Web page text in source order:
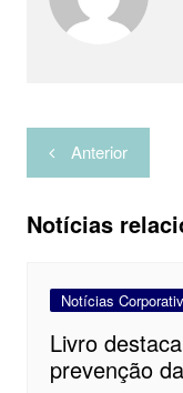
Navegação
de
Post
Anterior
Notícias
Notícias
Livro
prevenção